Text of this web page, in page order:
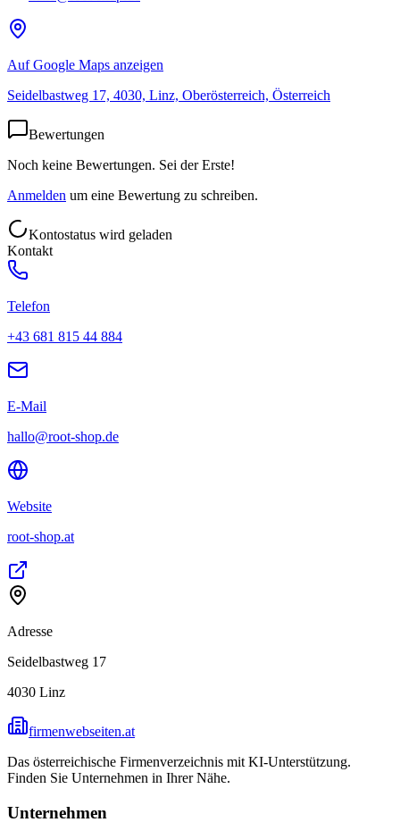
Auf Google Maps anzeigen
Seidelbastweg 17, 4030, Linz, Oberösterreich, Österreich
Bewertungen
Noch keine Bewertungen. Sei der Erste!
Anmelden um eine Bewertung zu schreiben.
Kontostatus wird geladen
Kontakt
Telefon
+43 681 815 44 884
E-Mail
hallo@root-shop.de
Website
root-shop.at
Adresse
Seidelbastweg 17
4030 Linz
firmenwebseiten.at
Das österreichische Firmenverzeichnis mit KI-Unterstützung.
Finden Sie Unternehmen in Ihrer Nähe.
Unternehmen